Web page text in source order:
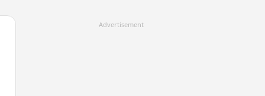
Advertisement